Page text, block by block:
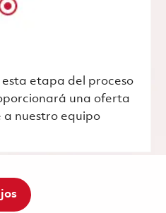
esta etapa del proceso
una oferta
a nuestro equipo